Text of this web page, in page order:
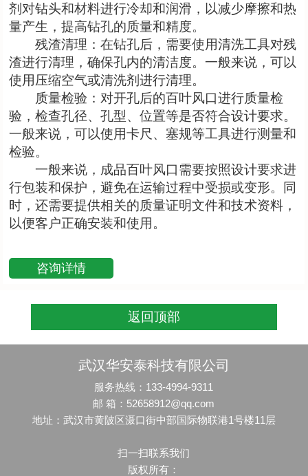
剂对钻头和材料进行冷却和润滑，以减少摩擦和热
量产生，提高钻孔的质量和精度。
残渣清理：在钻孔后，需要使用清洗工具对残
渣进行清理，确保孔内的清洁度。一般来说，可以
使用压缩空气或清洗剂进行清理。
质量检验：对开孔后的百叶风口进行质量检
验，检查孔径、孔型、位置等是否符合设计要求。
一般来说，可以使用卡尺、塞规等工具进行测量和
检验。
一般来说，成品百叶风口需要按照设计要求进
行包装和保护，避免在运输过程中受损或变形。同
时，还需要提供相关的质量证明文件和技术资料，
以便客户正确安装和使用。
咨询详情
返回顶部
武汉华安泰科技有限公司
服务热线：133-4994-9311
邮 箱：52658912@qq.com
地址：武汉市黄陂区滠口街中部国际物联港1号楼11层
扫一扫联系我们
版权所有：